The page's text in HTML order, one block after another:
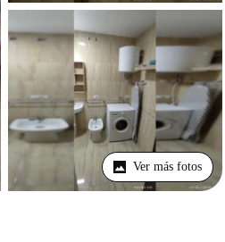
Ver más fotos